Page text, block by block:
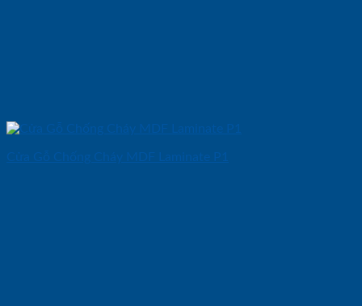
Cửa Gỗ Chống Cháy MDF Laminate P1